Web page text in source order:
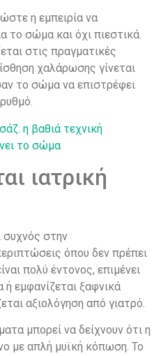
η εμπειρία να
το σώμα και όχι πιεστικά.
στις πραγματικές
χαλάρωσης γίνεται
το σώμα να επιστρέφει
η βαθιά τεχνική
το σώμα
ιατρική
συχνός στην
όπου δεν πρέπει
πολύ έντονος, επιμένει
ή εμφανίζεται ξαφνικά
αξιολόγηση από γιατρό.
μπορεί να δείχνουν ότι η
με απλή μυϊκή κόπωση. Το